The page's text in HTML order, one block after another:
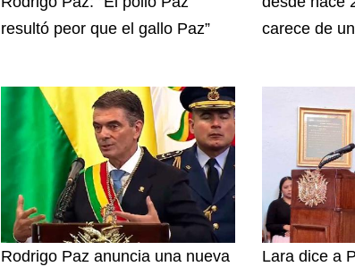
resultó peor que el gallo Paz”
carece de
Rodrigo Paz anuncia una nueva
Lara dice a